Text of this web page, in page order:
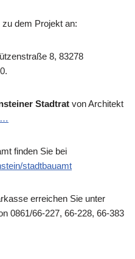
dem Projekt an:
8, 83278
Stadtrat von Architekt
finden Sie bei
stadtbauamt
erreichen Sie unter
0861/66-227, 66-228, 66-383